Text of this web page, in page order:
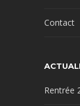
Contact
Rentrée